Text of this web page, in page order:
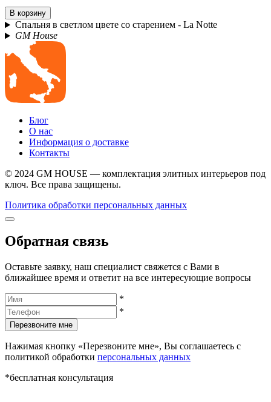
В корзину
Спальня в светлом цвете со старением - La Notte
GM House
Блог
О нас
Информация о доставке
Контакты
© 2024 GM HOUSE — комплектация элитных интерьеров под
ключ. Все права защищены.
Политика обработки персональных данных
Обратная связь
Оставьте заявку, наш специалист свяжется с Вами в
ближайшее время и ответит на все интересующие вопросы
*
*
Перезвоните мне
Нажимая кнопку «Перезвоните мне», Вы соглашаетесь с
политикой обработки персональных данных
*бесплатная консультация